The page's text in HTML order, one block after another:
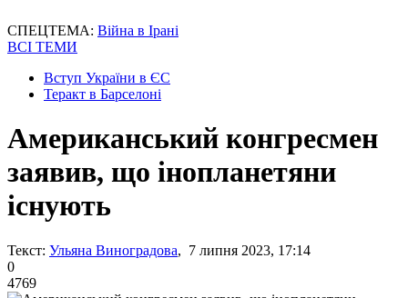
СПЕЦТЕМА: Війна в Ірані
ВСІ ТЕМИ
Вступ України в ЄС
Теракт в Барселоні
Американський конгресмен
заявив, що інопланетяни
існують
Текст: Ульяна Виноградова, 7 липня 2023, 17:14
0
4769